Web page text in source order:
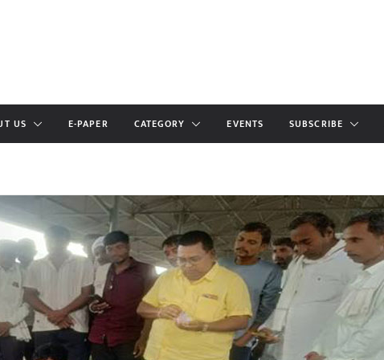
US E-PAPER CATEGORY EVENTS SUBSCRIBE